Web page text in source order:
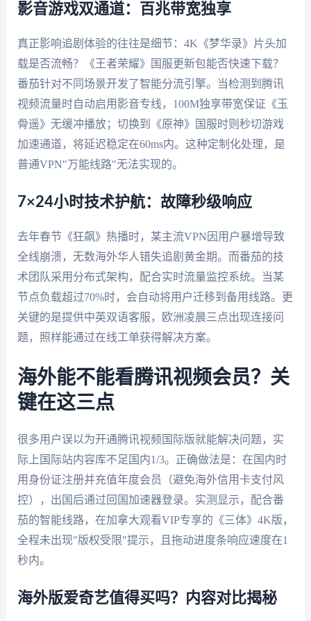
影音游戏双通道：百兆带宽独享
真正影响追剧体验的往往是细节：4K《梦华录》片头加
载是否流畅？《王者荣耀》国服更新包能否快速下载？
番茄针对不同场景开发了智能分流引擎。当检测到腾讯
视频流量时自动启用影音专线，100M独享带宽保证《玉
骨遥》无缓冲播放；切换到《原神》国服时则秒切游戏
加速通道，将延迟稳定在60ms内。这种定制化处理，是
普通VPN"万能线路"无法实现的。
7×24小时技术护航：故障秒级响应
去年春节《狂飙》热播时，某主流VPN因用户暴增导致
全线崩溃，无数海外华人错失追剧黄金期。而番茄的技
术团队采用分布式架构，配合实时流量监控系统。当某
节点负载超过70%时，会自动将用户迁移到备用线路。更
关键的是提供中英双语客服，欧洲凌晨三点出现连接问
题，照样能通过在线工单获得解决方案。
海外能不能看腾讯视频会员？关
键在这三点
很多用户误以为开通腾讯视频国际版就能解决问题，实
际上国际站内容库不足国内1/3。正确做法是：在国内时
用身份证注册并充值年度会员（避免海外信用卡支付风
控），出国后通过回国加速器登录。实测显示，配合番
茄的智能线路，在加拿大观看VIP专享的《三体》4K版，
全程未出现"版权受限"提示，且拖动进度条响应速度在1
秒内。
海外版爱奇艺值得买吗？内容对比揭秘